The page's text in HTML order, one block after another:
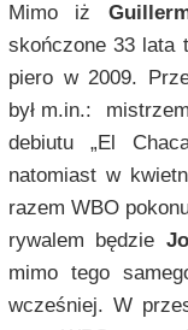
Mimo iż
skończone 33 lata
piero w 2009.
był m.in.:
debiutu „El
natomiast w
razem WBO
rywalem będzie
mimo tego
wcześniej. W